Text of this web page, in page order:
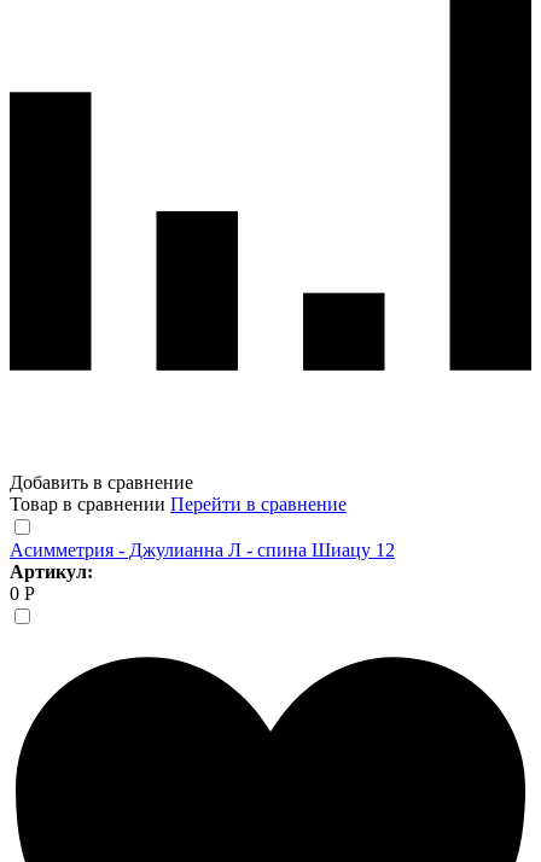
Добавить в сравнение
Товар в сравнении Перейти в сравнение
Асимметрия - Джулианна Л - спина Шиацу 12
Артикул:
0 Р